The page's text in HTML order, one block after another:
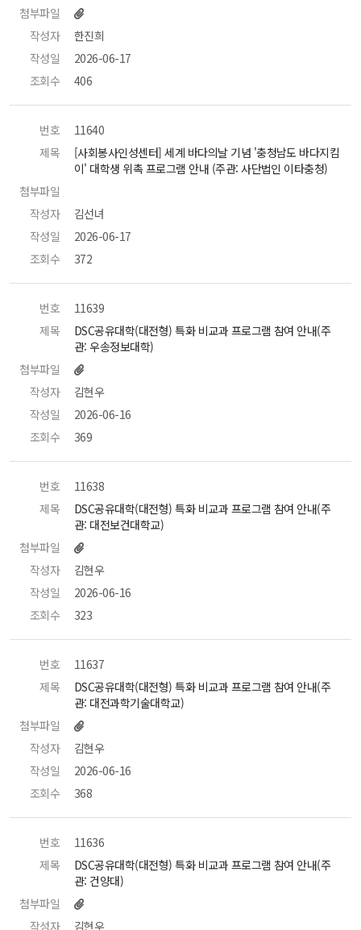
첨부파일
작성자
한진희
작성일
2026-06-17
조회수
406
번호
11640
제목
[사회봉사인성센터] 세계 바다의날 기념 '충청남도 바다지킴
이' 대학생 위촉 프로그램 안내 (주관: 사단법인 이타충청)
첨부파일
작성자
김선녀
작성일
2026-06-17
조회수
372
번호
11639
제목
DSC공유대학(대전형) 특화 비교과 프로그램 참여 안내(주
관: 우송정보대학)
첨부파일
작성자
김현우
작성일
2026-06-16
조회수
369
번호
11638
제목
DSC공유대학(대전형) 특화 비교과 프로그램 참여 안내(주
관: 대전보건대학교)
첨부파일
작성자
김현우
작성일
2026-06-16
조회수
323
번호
11637
제목
DSC공유대학(대전형) 특화 비교과 프로그램 참여 안내(주
관: 대전과학기술대학교)
첨부파일
작성자
김현우
작성일
2026-06-16
조회수
368
번호
11636
제목
DSC공유대학(대전형) 특화 비교과 프로그램 참여 안내(주
관: 건양대)
첨부파일
작성자
김현우